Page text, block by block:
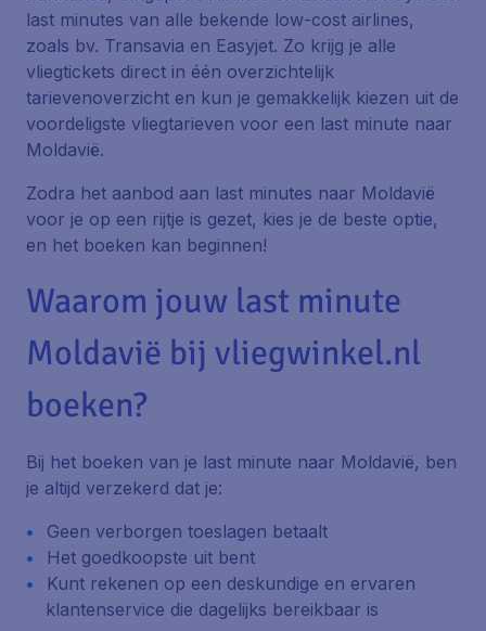
last minutes van alle bekende low-cost airlines,
zoals bv. Transavia en Easyjet. Zo krijg je alle
vliegtickets direct in één overzichtelijk
tarievenoverzicht en kun je gemakkelijk kiezen uit de
voordeligste vliegtarieven voor een last minute naar
Moldavië.
Zodra het aanbod aan last minutes naar Moldavië
voor je op een rijtje is gezet, kies je de beste optie,
en het boeken kan beginnen!
Waarom jouw last minute
Moldavië bij vliegwinkel.nl
boeken?
Bij het boeken van je last minute naar Moldavië, ben
je altijd verzekerd dat je:
Geen verborgen toeslagen betaalt
Het goedkoopste uit bent
Kunt rekenen op een deskundige en ervaren
klantenservice die dagelijks bereikbaar is